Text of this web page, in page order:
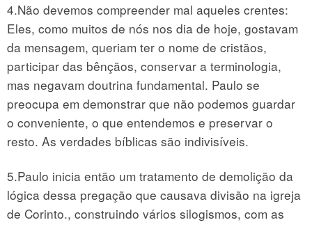
4.Não devemos compreender mal aqueles crentes:
Eles, como muitos de nós nos dia de hoje, gostavam
da mensagem, queriam ter o nome de cristãos,
participar das bênçãos, conservar a terminologia,
mas negavam doutrina fundamental. Paulo se
preocupa em demonstrar que não podemos guardar
o conveniente, o que entendemos e preservar o
resto. As verdades bíblicas são indivisíveis.
5.Paulo inicia então um tratamento de demolição da
lógica dessa pregação que causava divisão na igreja
de Corinto., construindo vários silogismos, com as